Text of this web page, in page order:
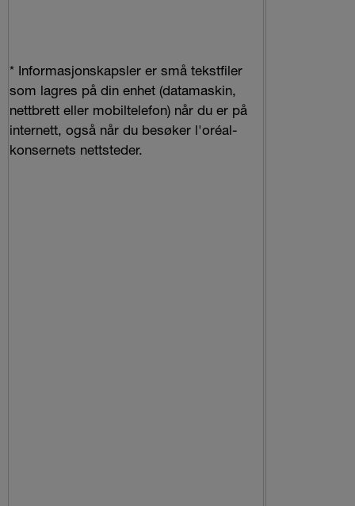
* Informasjonskapsler er små tekstfiler
som lagres på din enhet (datamaskin,
nettbrett eller mobiltelefon) når du er på
internett, også når du besøker l'oréal-
konsernets nettsteder.